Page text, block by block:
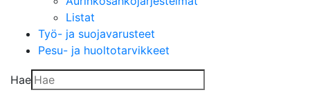
Listat
Työ- ja suojavarusteet
Pesu- ja huoltotarvikkeet
Hae